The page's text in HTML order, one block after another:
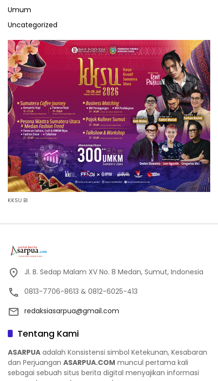
Umum
Uncategorized
KKSU BI
Jl. B. Sedap Malam XV No. 8 Medan, Sumut, Indonesia
0813-7706-8613 & 0812-6025-413
redaksiasarpua@gmail.com
Tentang Kami
ASARPUA adalah Konsistensi simbol Ketekunan, Kesabaran
dan Perjuangan ASARPUA.COM muncul pertama kali
sebagai sebuah situs berita digital menyajikan informasi